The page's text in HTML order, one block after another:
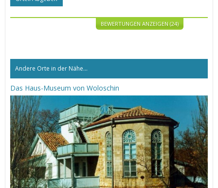
BEWERTUNGEN ANZEIGEN (24)
Andere Orte in der Nähe...
Das Haus-Museum von Woloschin